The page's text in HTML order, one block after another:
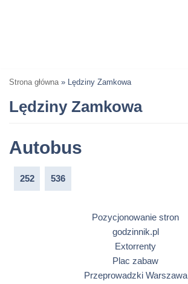
Strona główna » Lędziny Zamkowa
Lędziny Zamkowa
Autobus
252 536
Pozycjonowanie stron
godzinnik.pl
Extorrenty
Plac zabaw
Przeprowadzki Warszawa